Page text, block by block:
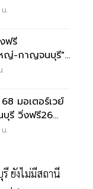
.
ฟรี
หญ่-กาญจนบุรี"
.
มอเตอร์เวย์
รี วิ่งฟรี26
.
ยังไม่มีสถานี